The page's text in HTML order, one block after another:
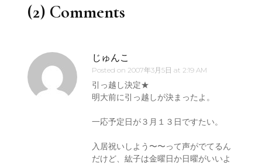
(2) Comments
じゅんこ
Posted on 2007年3月5日 at 2:19 AM
引っ越し決定★
明大前に引っ越しが決まったよ。
一応予定日が３月１３日ですたい。
入居祝いしよう〜〜って声がでてるん
だけど、紘子は金曜日か日曜がいいよ